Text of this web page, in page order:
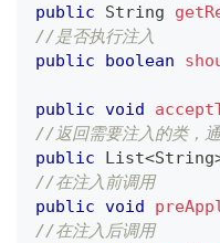
public
String
//是否执行注入
public
boolean
public void
//返回需要注入的类，
public
List<String
//在注入前调用
public void
//在注入后调用